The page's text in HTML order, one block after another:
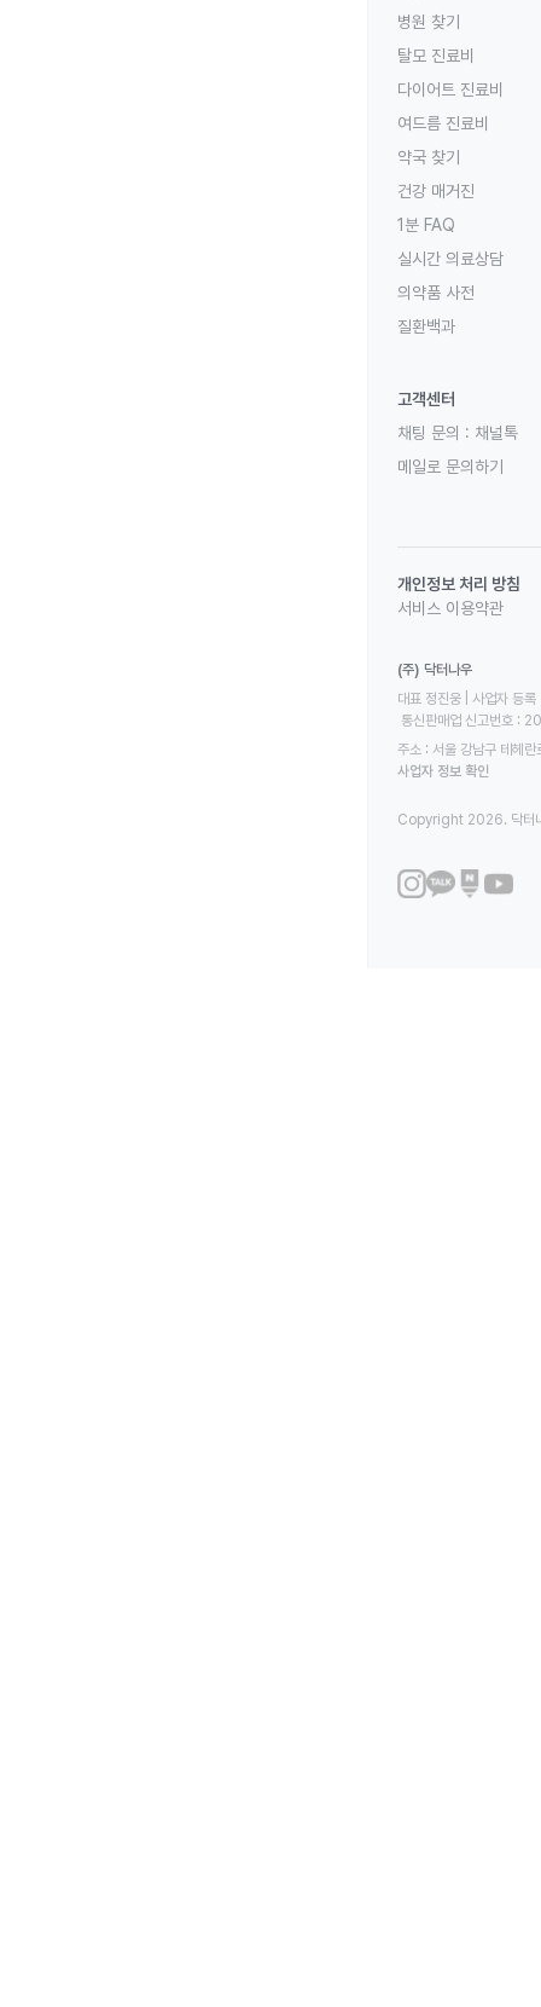
병원 찾기
탈모 진료비
다이어트 진료비
여드름 진료비
약국 찾기
건강 매거진
1분 FAQ
실시간 의료상담
의약품 사전
질환백과
고객센터
채팅 문의 : 채널톡
메일로 문의하기
개인정보 처리 방침
서비스 이용약관
(주) 닥터나우
대표 정진웅 | 사업자
통신판매업 신고번호
주소 : 서울 강남구 테헤
사업자 정보 확인
Copyright 2026. 닥터